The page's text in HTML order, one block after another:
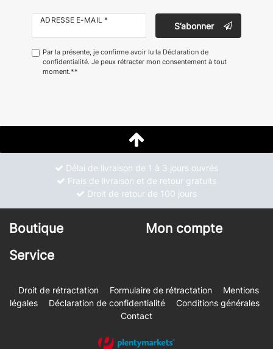
ADRESSE E-MAIL *
S’abonner
Par la présente, je confirme avoir lu la Déclaration de
confidentialité. Je peux rétracter mon consentement à tout
moment.**
Délai de livraison de 1 à 3 jours ouvrés
Frais de livraison et de retour gratuits
Droit de retour de 100 jours
Boutique
Mon compte
Service
Droit de rétractation Formulaire de rétractation
Mentions
légales
Déclaration de confidentialité
Conditions générales
Contact